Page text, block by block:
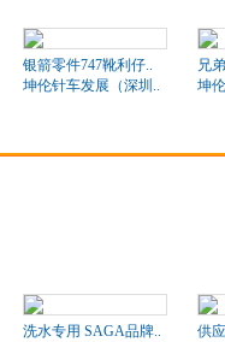
银箭零件747靴利仔..
坤伦针车发展（深圳..
兄
坤
洗水专用 SAGA品牌..
供